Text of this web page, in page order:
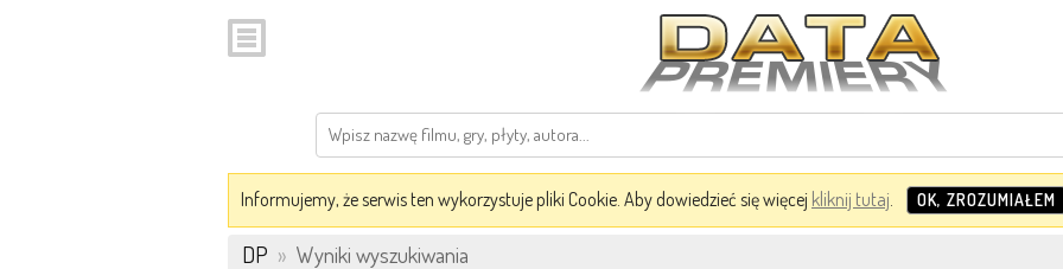
Informujemy, że serwis ten wykorzystuje pliki Cookie. Aby dowiedzieć się więcej kliknij tutaj. OK, ZROZUMIAŁEM
DP » Wyniki wyszukiwania